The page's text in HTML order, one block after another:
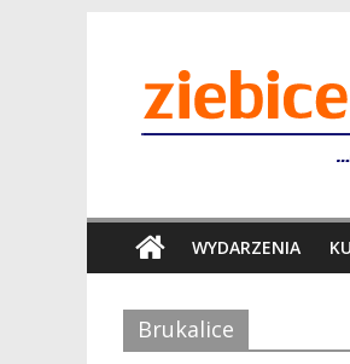
WYDARZENIA
Brukalice